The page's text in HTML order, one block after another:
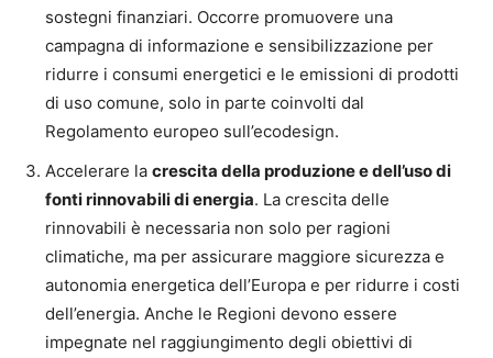
sostegni finanziari. Occorre promuovere una
campagna di informazione e sensibilizzazione per
ridurre i consumi energetici e le emissioni di prodotti
di uso comune, solo in parte coinvolti dal
Regolamento europeo sull’ecodesign.
Accelerare la crescita della produzione e dell’uso di
fonti rinnovabili di energia. La crescita delle
rinnovabili è necessaria non solo per ragioni
climatiche, ma per assicurare maggiore sicurezza e
autonomia energetica dell’Europa e per ridurre i costi
dell’energia. Anche le Regioni devono essere
impegnate nel raggiungimento degli obiettivi di